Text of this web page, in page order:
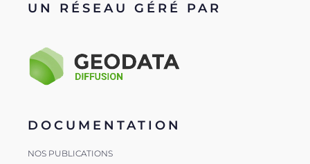
UN RÉSEAU GÉRÉ PAR
DOCUMENTATION
NOS PUBLICATIONS